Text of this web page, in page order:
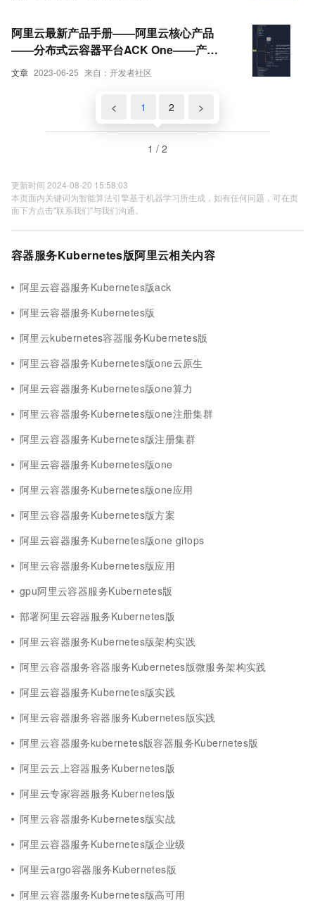
文章 2023-06-25 来自：开发者社区
阿里云最新产品手册——阿里云核心产品
——分布式云容器平台ACK One——产品
功能
< 1 2 >
1 / 2
更新时间 2024-08-20 15:58:03
本页面内关键词为智能算法引擎基于机器学习所生成，如有任何问题，可在页
面下方点击"联系我们"与我们沟通。
容器服务Kubernetes版阿里云相关内容
阿里云容器服务Kubernetes版ack
阿里云容器服务Kubernetes版
阿里云kubernetes容器服务Kubernetes版
阿里云容器服务Kubernetes版one云原生
阿里云容器服务Kubernetes版one算力
阿里云容器服务Kubernetes版one注册集群
阿里云容器服务Kubernetes版注册集群
阿里云容器服务Kubernetes版one
阿里云容器服务Kubernetes版one应用
阿里云容器服务Kubernetes版方案
阿里云容器服务Kubernetes版one gitops
阿里云容器服务Kubernetes版应用
gpu阿里云容器服务Kubernetes版
部署阿里云容器服务Kubernetes版
阿里云容器服务Kubernetes版架构实践
阿里云容器服务容器服务Kubernetes版微服务架构实践
阿里云容器服务Kubernetes版实践
阿里云容器服务容器服务Kubernetes版实践
阿里云容器服务kubernetes版容器服务Kubernetes版
阿里云云上容器服务Kubernetes版
阿里云专家容器服务Kubernetes版
阿里云容器服务Kubernetes版实战
阿里云容器服务Kubernetes版企业级
阿里云argo容器服务Kubernetes版
阿里云容器服务Kubernetes版高可用